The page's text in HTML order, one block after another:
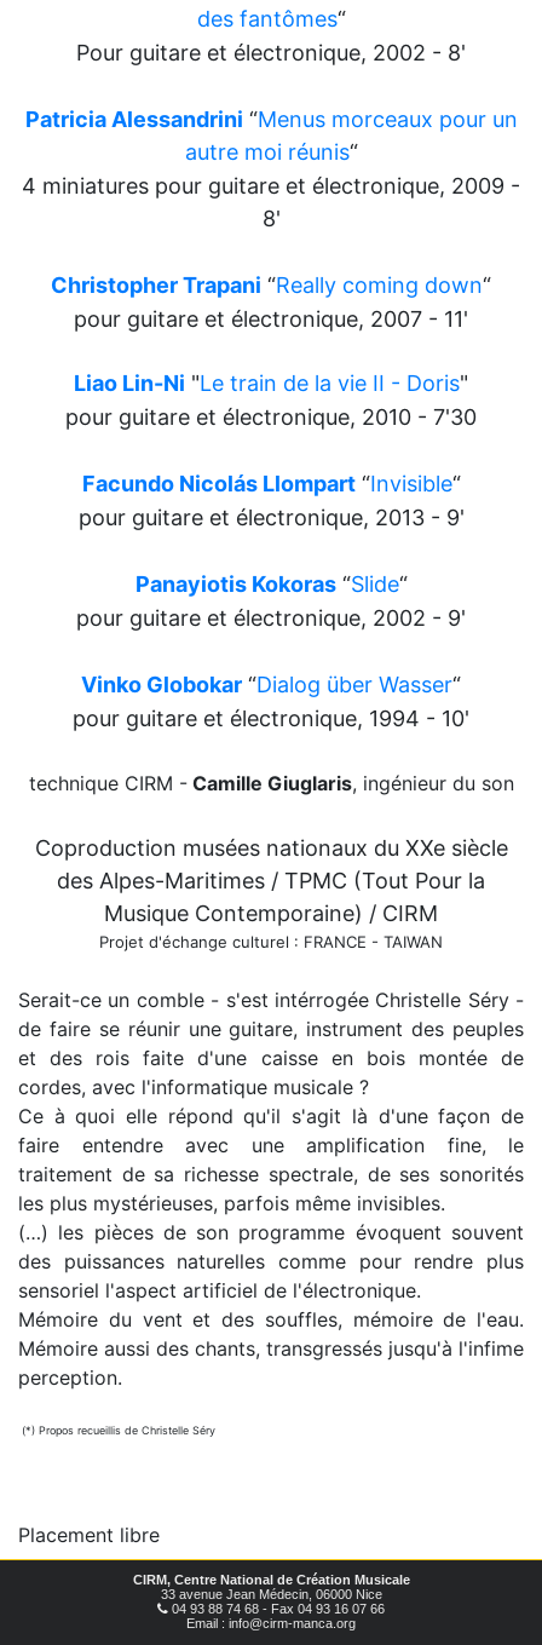
des fantômes“
Pour guitare et électronique, 2002 - 8'
Patricia Alessandrini “Menus morceaux pour un
autre moi réunis“
4 miniatures pour guitare et électronique, 2009 -
8'
Christopher Trapani “Really coming down“
pour guitare et électronique, 2007 - 11'
Liao Lin-Ni "Le train de la vie II - Doris"
pour guitare et électronique, 2010 - 7'30
Facundo Nicolás Llompart“Invisible“
pour guitare et électronique, 2013 - 9'
Panayiotis Kokoras“Slide“
pour guitare et électronique, 2002 - 9'
Vinko Globokar “Dialog über Wasser“
pour guitare et électronique, 1994 - 10'
technique CIRM -Camille Giuglaris, ingénieur du son
Coproduction musées nationaux du XXe siècle
des Alpes-Maritimes / TPMC (Tout Pour la
Musique Contemporaine) / CIRM
Projet d'échange culturel : FRANCE - TAIWAN
Serait-ce un comble - s'est intérrogée Christelle Séry -
de faire se réunir une guitare, instrument des peuples
et des rois faite d'une caisse en bois montée de
cordes, avec l'informatique musicale ?
Ce à quoi elle répond qu'il s'agit là d'une façon de
faire entendre avec une amplification fine, le
traitement de sa richesse spectrale, de ses sonorités
les plus mystérieuses, parfois même invisibles.
(…) les pièces de son programme évoquent souvent
des puissances naturelles comme pour rendre plus
sensoriel l'aspect artificiel de l'électronique.
Mémoire du vent et des souffles, mémoire de l'eau.
Mémoire aussi des chants, transgressés jusqu'à l'infime
perception.
(*) Propos recueillis de Christelle Séry
Placement libre
CIRM, Centre National de Création Musicale
33 avenue Jean Médecin, 06000 Nice
04 93 88 74 68 - Fax 04 93 16 07 66
Email : info@cirm-manca.org